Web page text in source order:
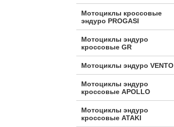
Мотоциклы кроссовые
эндуро PROGASI
Мотоциклы эндуро
кроссовые GR
Мотоциклы эндуро VENTO
Мотоциклы эндуро
кроссовые APOLLO
Мотоциклы эндуро
кроссовые ATAKI